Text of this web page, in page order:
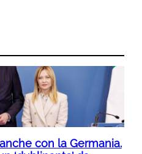
con la Germania.